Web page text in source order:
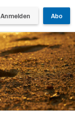
Anmelden Abo